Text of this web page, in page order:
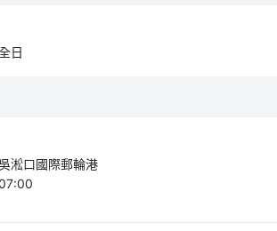
日
淞口國際郵輪港